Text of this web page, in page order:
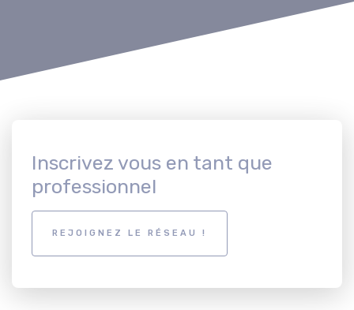
Inscrivez vous en tant que
professionnel
REJOIGNEZ LE RÉSEAU !